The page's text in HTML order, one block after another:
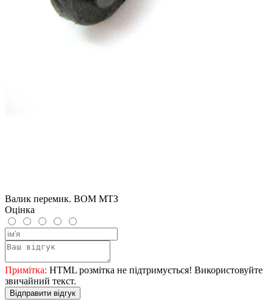
Валик перемик. ВОМ МТЗ
Оцінка
Примітка: HTML розмітка не підтримується! Використовуйте
звичайний текст.
Відправити відгук